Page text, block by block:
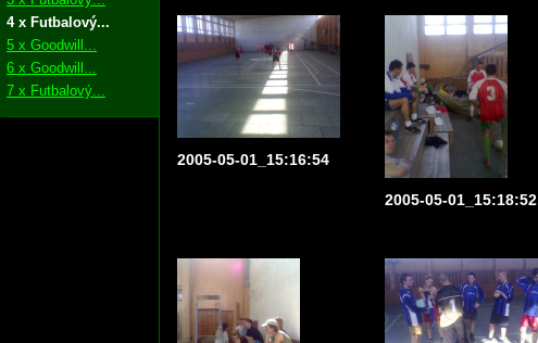
4 x Futbalový...
5 x Goodwill...
6 x Goodwill...
7 x Futbalový...
2005-05-01_15:16:54
2005-05-01_15:18:52